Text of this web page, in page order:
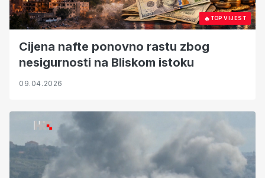
🔥TOP VIJEST
Cijena nafte ponovno rastu zbog
nesigurnosti na Bliskom istoku
09.04.2026